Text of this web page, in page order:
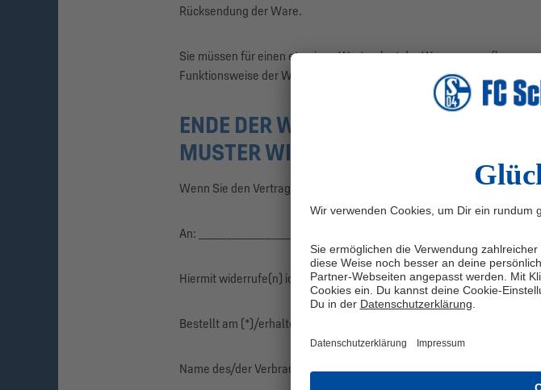
Rücksendung der Ware.
Sie müssen für einen etwaigen Wertverlust der Waren nur
Funktionsweise der Waren nicht notwendigen Umgang mit ihnen
ENDE DER WIDERRUFSBELEHRUNG
MUSTER WIDERRUFSFORMULAR
Wenn Sie den Vertrag widerrufen wollen, dann füllen Sie bitte dieses
An: ___________________________________________________________________
Hiermit widerrufe(n) ich/wir (*) den von mir/uns (*) abgeschlossenen
Bestellt am (*)/erhalten am (*): ________________________________________
Name des/der Verbraucher(s): ________________________________________